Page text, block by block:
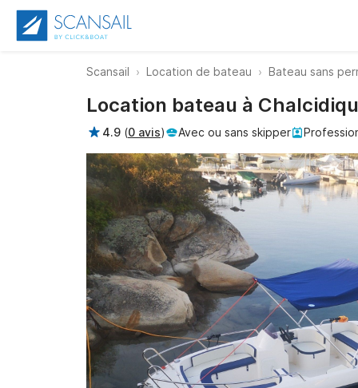
Scansail Location de bateau Bateau sans
Location bateau à
4.9 (0 avis) Avec ou sans skipper